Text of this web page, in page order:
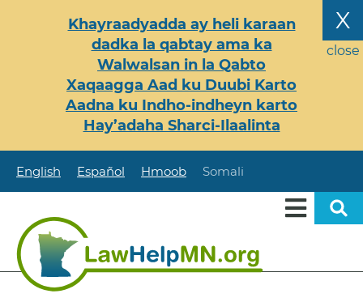
X
close
Khayraadyadda ay heli karaan
dadka la qabtay ama ka
Walwalsan in la Qabto
Xaqaagga Aad ku Duubi Karto
Aadna ku Indho-indheyn karto
Hay’adaha Sharci-Ilaalinta
English Español Hmoob Somali